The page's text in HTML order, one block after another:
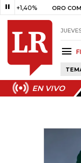
ORO COMPRA
EN VIVO
EN VIVO